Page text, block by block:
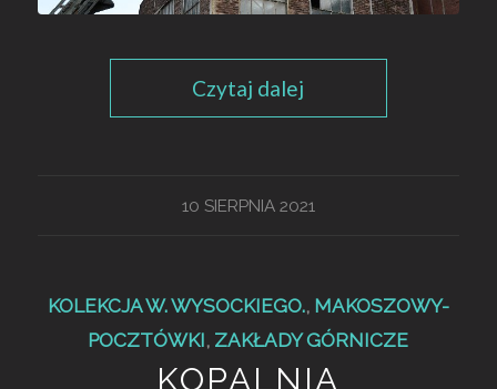
Czytaj dalej
10 SIERPNIA 2021
KOLEKCJA W. WYSOCKIEGO., MAKOSZOWY-
POCZTÓWKI, ZAKŁADY GÓRNICZE
KOPALNIA